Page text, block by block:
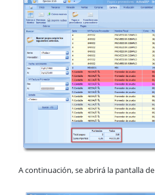
A continuación, se abrirá la pantalla de